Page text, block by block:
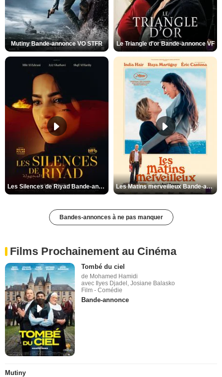
Mutiny Bande-annonce VO STFR Le Triangle d'or Bande-annonce VF
Les Silences de Riyad Bande-annonce VO STFR Les Matins merveilleux Bande-annonce VF
Bandes-annonces à ne pas manquer
Films Prochainement au Cinéma
Tombé du ciel
de Mohamed Hamidi
avec Ilyes Djadel, Josiane Balasko
Film - Comédie
Bande-annonce
Mutiny